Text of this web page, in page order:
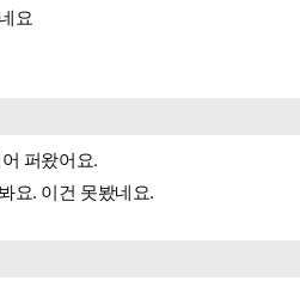
요
퍼왔어요.
요. 이건 못봤네요.